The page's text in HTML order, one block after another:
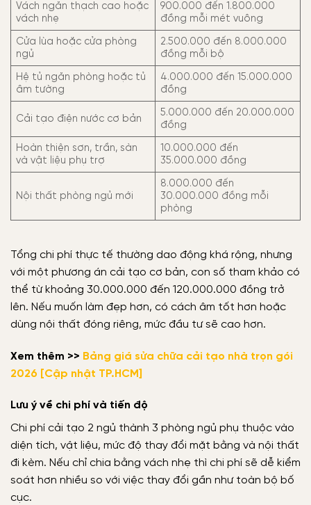
Vách ngăn thạch cao hoặc
vách nhẹ
900.000 đến 1.800.000
đồng mỗi mét vuông
Cửa lùa hoặc cửa phòng
ngủ
2.500.000 đến 8.000.000
đồng mỗi bộ
Hệ tủ ngăn phòng hoặc tủ
âm tường
4.000.000 đến 15.000.000
đồng
Cải tạo điện nước cơ bản
5.000.000 đến 20.000.000
đồng
Hoàn thiện sơn, trần, sàn
và vật liệu phụ trợ
10.000.000 đến
35.000.000 đồng
Nội thất phòng ngủ mới
8.000.000 đến
30.000.000 đồng mỗi
phòng
Tổng chi phí thực tế thường dao động khá rộng, nhưng
với một phương án cải tạo cơ bản, con số tham khảo có
thể từ khoảng 30.000.000 đến 120.000.000 đồng trở
lên. Nếu muốn làm đẹp hơn, có cách âm tốt hơn hoặc
dùng nội thất đóng riêng, mức đầu tư sẽ cao hơn.
Xem thêm >> Bảng giá sửa chữa cải tạo nhà trọn gói
2026 [Cập nhật TP.HCM]
Lưu ý về chi phí và tiến độ
Chi phí cải tạo 2 ngủ thành 3 phòng ngủ phụ thuộc vào
diện tích, vật liệu, mức độ thay đổi mặt bằng và nội thất
đi kèm. Nếu chỉ chia bằng vách nhẹ thì chi phí sẽ dễ kiểm
soát hơn nhiều so với việc thay đổi gần như toàn bộ bố
cục.